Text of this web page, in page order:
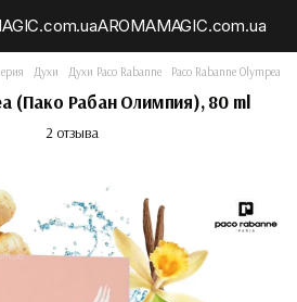
Духи Духи Paco Rabanne Paco Rabanne Olympea
(Пако Рабан Олимпия), 80 ml
2 отзыва